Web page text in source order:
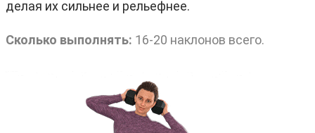
делая их сильнее и рельефнее.
Сколько выполнять: 16-20 наклонов всего.